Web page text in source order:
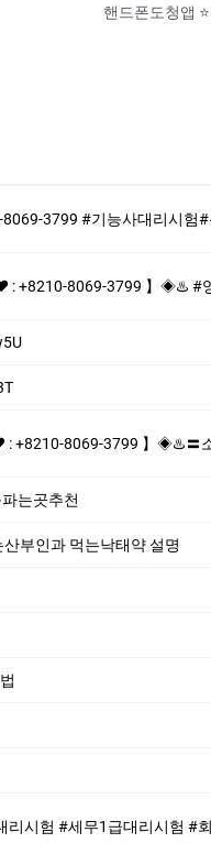
쯩 미성년자쯩 ♨️#면허증위조♬ 【▶텔레♥:+8210-
#영문버전위조 #홀로그램제작♨️ ♨️제작업체-위조
내역,납세증명제작/위조업체〓통장잔액포토샵 -빠른
는곳추천
부인과 먹는낙­태약 설명
험♨️ #대리시험 #회계1급대리시험 #세무1급대리시험 #회